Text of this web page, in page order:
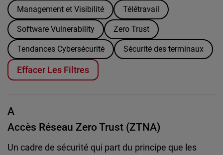
Management et Visibilité Télétravail
Software Vulnerability Zero Trust
Tendances Cybersécurité Sécurité des terminaux
Effacer Les Filtres
A
Accès Réseau Zero Trust (ZTNA)
Un cadre de sécurité qui part du principe que les